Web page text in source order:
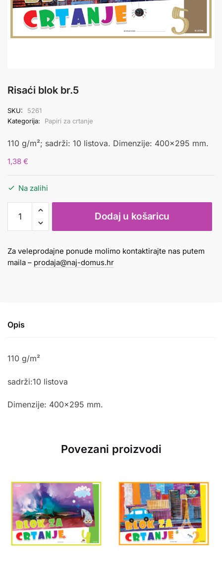
Risaći blok br.5
SKU:
5261
Kategorija:
Papiri za crtanje
110 g/m²; sadrži: 10 listova. Dimenzije: 400×295 mm.
1,38 €
Na zalihi
blok
br.5
Dodaj u košaricu
Za veleprodajne ponude molimo kontaktirajte nas putem
maila – prodaja@naj-domus.hr
Opis
110 g/m²
sadrži:10 listova
Dimenzije: 400×295 mm.
Povezani proizvodi